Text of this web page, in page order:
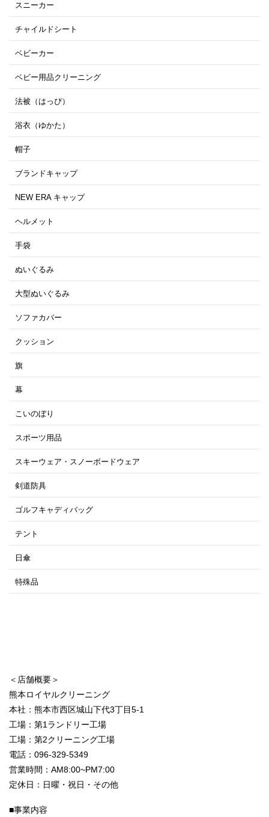
スニーカー
チャイルドシート
ベビーカー
ベビー用品クリーニング
法被（はっぴ）
浴衣（ゆかた）
帽子
ブランドキャップ
NEW ERA キャップ
ヘルメット
手袋
ぬいぐるみ
大型ぬいぐるみ
ソファカバー
クッション
旗
幕
こいのぼり
スポーツ用品
スキーウェア・スノーボードウェア
剣道防具
ゴルフキャディバッグ
テント
日傘
特殊品
＜店舗概要＞
熊本ロイヤルクリーニング
本社：熊本市西区城山下代3丁目5-1
工場：第1ランドリー工場
工場：第2クリーニング工場
電話：096-329-5349
営業時間：AM8:00~PM7:00
定休日：日曜・祝日・その他
■事業内容